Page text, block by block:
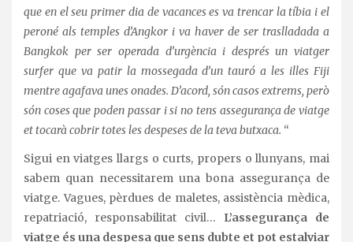
que en el seu primer dia de vacances es va trencar la tíbia i el
peroné als temples d’Angkor i va haver de ser traslladada a
Bangkok per ser operada d’urgència i després un viatger
surfer que va patir la mossegada d’un tauró a les illes Fiji
mentre agafava unes onades. D’acord, són casos extrems, però
són coses que poden passar i si no tens assegurança de viatge
et tocarà cobrir totes les despeses de la teva butxaca. “
Sigui en viatges llargs o curts, propers o llunyans, mai
sabem quan necessitarem una bona assegurança de
viatge. Vagues, pèrdues de maletes, assistència mèdica,
repatriació, responsabilitat civil… L’assegurança de
viatge és una despesa que sens dubte et pot estalviar